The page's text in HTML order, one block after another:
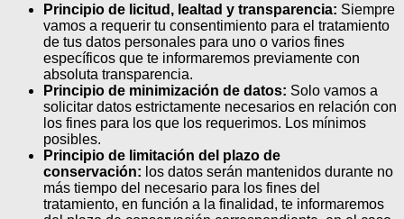
Principio de licitud, lealtad y transparencia: Siempre
vamos a requerir tu consentimiento para el tratamiento
de tus datos personales para uno o varios fines
específicos que te informaremos previamente con
absoluta transparencia.
Principio de minimización de datos: Solo vamos a
solicitar datos estrictamente necesarios en relación con
los fines para los que los requerimos. Los mínimos
posibles.
Principio de limitación del plazo de
conservación: los datos serán mantenidos durante no
más tiempo del necesario para los fines del
tratamiento, en función a la finalidad, te informaremos